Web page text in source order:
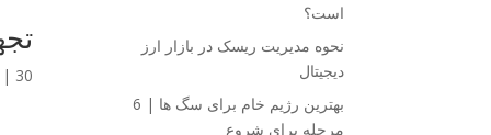
30 آبان 1401
است؟
نحوه مدیریت ریسک در بازار ارز
دیجیتال
بهترین رژیم خام برای سگ ها | 6
مرحله برای شروع